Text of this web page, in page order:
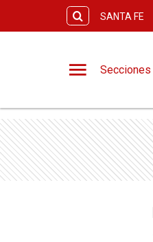
SANTA FE
Secciones